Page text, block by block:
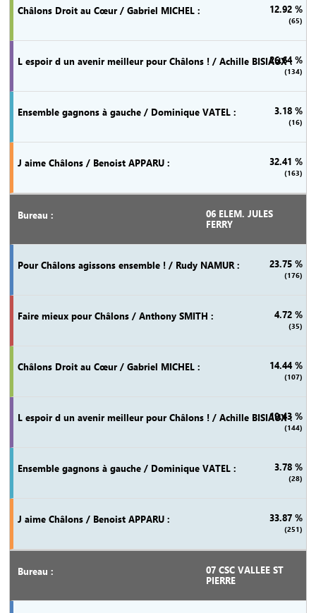
12.92 %
(65)
26.64 %
(134)
3.18 %
(16)
32.41 %
(163)
06 ELEM. JULES
FERRY
23.75 %
(176)
4.72 %
(35)
14.44 %
(107)
19.43 %
(144)
3.78 %
(28)
33.87 %
(251)
07 CSC VALLEE ST
PIERRE